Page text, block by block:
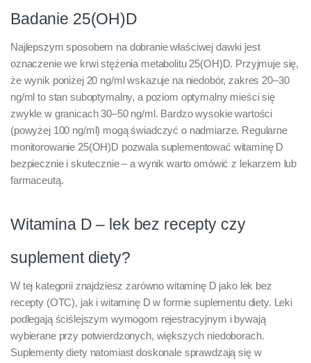
Badanie 25(OH)D
Najlepszym sposobem na dobranie właściwej dawki jest
oznaczenie we krwi stężenia metabolitu 25(OH)D. Przyjmuje się,
że wynik poniżej 20 ng/ml wskazuje na niedobór, zakres 20–30
ng/ml to stan suboptymalny, a poziom optymalny mieści się
zwykle w granicach 30–50 ng/ml. Bardzo wysokie wartości
(powyżej 100 ng/ml) mogą świadczyć o nadmiarze. Regularne
monitorowanie 25(OH)D pozwala suplementować witaminę D
bezpiecznie i skutecznie – a wynik warto omówić z lekarzem lub
farmaceutą.
Witamina D – lek bez recepty czy
suplement diety?
W tej kategorii znajdziesz zarówno witaminę D jako lek bez
recepty (OTC), jak i witaminę D w formie suplementu diety. Leki
podlegają ściślejszym wymogom rejestracyjnym i bywają
wybierane przy potwierdzonych, większych niedoborach.
Suplementy diety natomiast doskonale sprawdzają się w